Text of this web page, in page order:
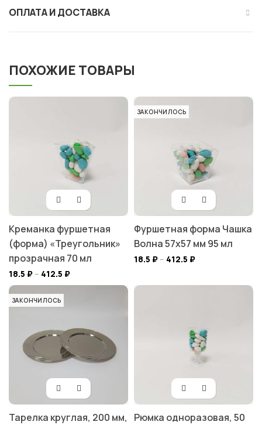
ОПЛАТА И ДОСТАВКА
ПОХОЖИЕ ТОВАРЫ
Креманка фуршетная
(форма) «Треугольник»
прозрачная 70 мл
18.5 ₽– 412.5 ₽
ЗАКОНЧИЛОСЬ
Фуршетная форма Чашка
Волна 57х57 мм 95 мл
18.5 ₽– 412.5 ₽
ЗАКОНЧИЛОСЬ
Тарелка круглая, 200 мм,
Рюмка одноразовая, 50